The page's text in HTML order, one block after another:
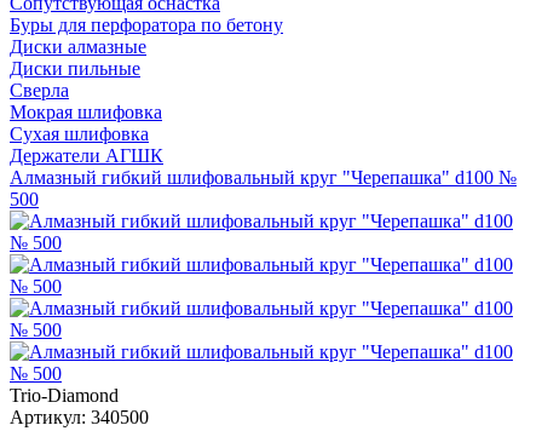
Буры для перфоратора по бетону
Диски алмазные
Диски пильные
Сверла
Мокрая шлифовка
Сухая шлифовка
Держатели АГШК
Алмазный гибкий шлифовальный круг "Черепашка" d100 №
500
Trio-Diamond
Артикул: 340500